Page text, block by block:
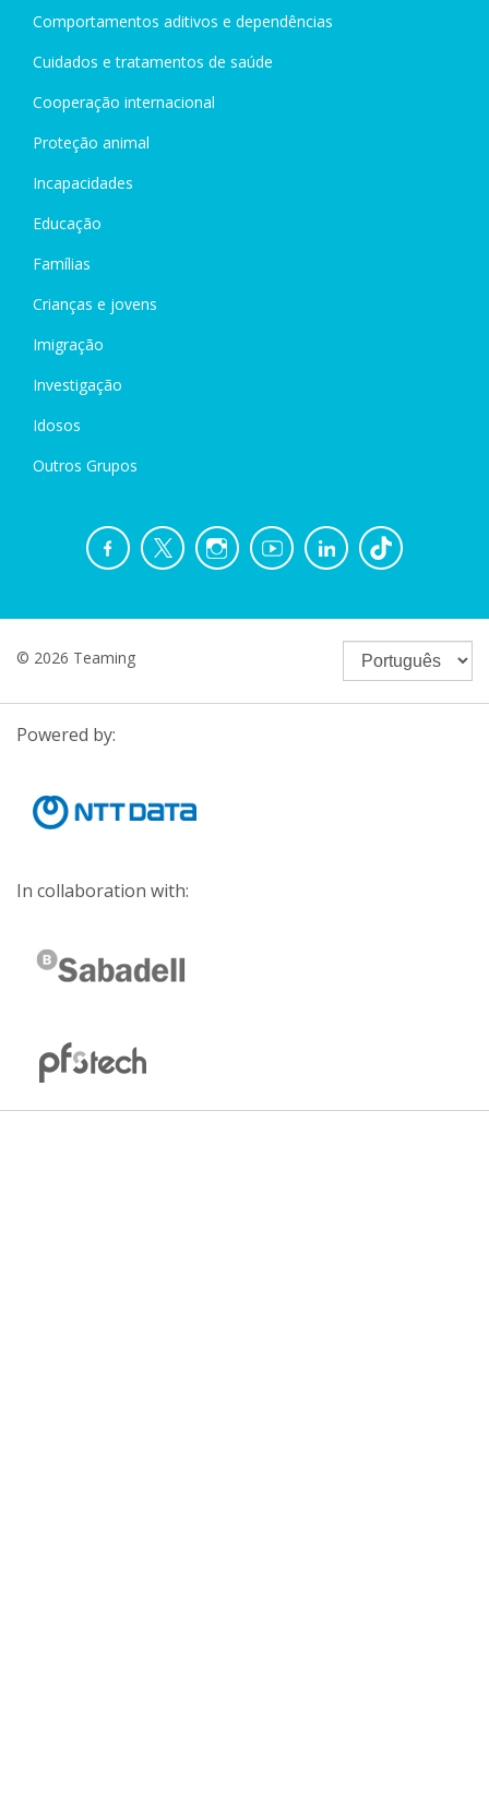
Comportamentos aditivos e dependências
Cuidados e tratamentos de saúde
Cooperação internacional
Proteção animal
Incapacidades
Educação
Famílias
Crianças e jovens
Imigração
Investigação
Idosos
Outros Grupos
© 2026 Teaming
Powered by:
In collaboration with: